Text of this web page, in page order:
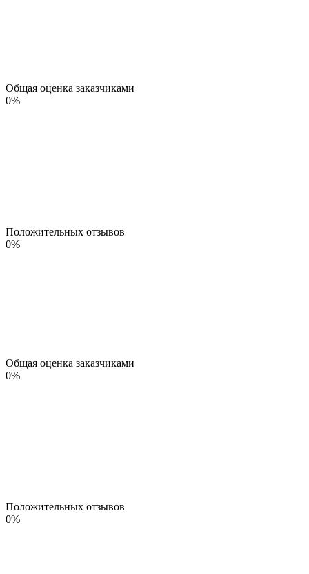
Общая оценка заказчиками
0%
Положительных отзывов
0%
Общая оценка заказчиками
0%
Положительных отзывов
0%